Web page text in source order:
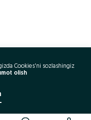
Cookies'ni sozlashingiz
olish